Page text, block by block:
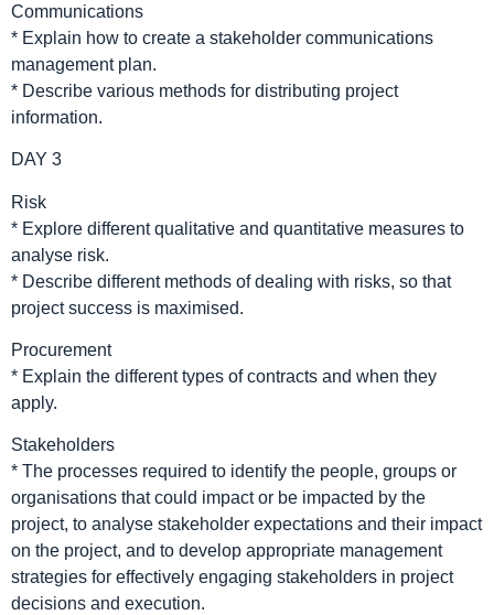
Communications
* Explain how to create a stakeholder communications
management plan.
* Describe various methods for distributing project
information.
DAY 3
Risk
* Explore different qualitative and quantitative measures to
analyse risk.
* Describe different methods of dealing with risks, so that
project success is maximised.
Procurement
* Explain the different types of contracts and when they
apply.
Stakeholders
* The processes required to identify the people, groups or
organisations that could impact or be impacted by the
project, to analyse stakeholder expectations and their impact
on the project, and to develop appropriate management
strategies for effectively engaging stakeholders in project
decisions and execution.